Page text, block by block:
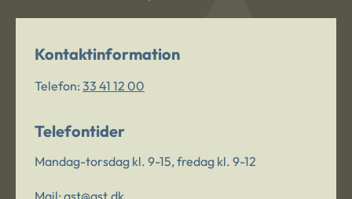
Kontaktinformation
Telefon: 33 41 12 00
Telefontider
Mandag-torsdag kl. 9-15, fredag kl. 9-12
Mail: ast@ast.dk